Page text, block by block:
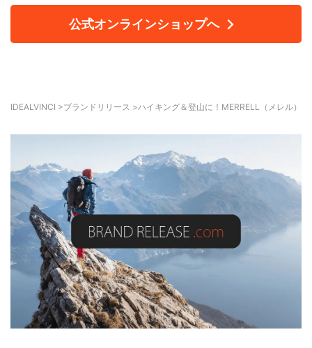
公式オンラインショップへ
IDEALVINCI >ブランドリリース >ハイキング＆登山に！MERRELL（メレル）